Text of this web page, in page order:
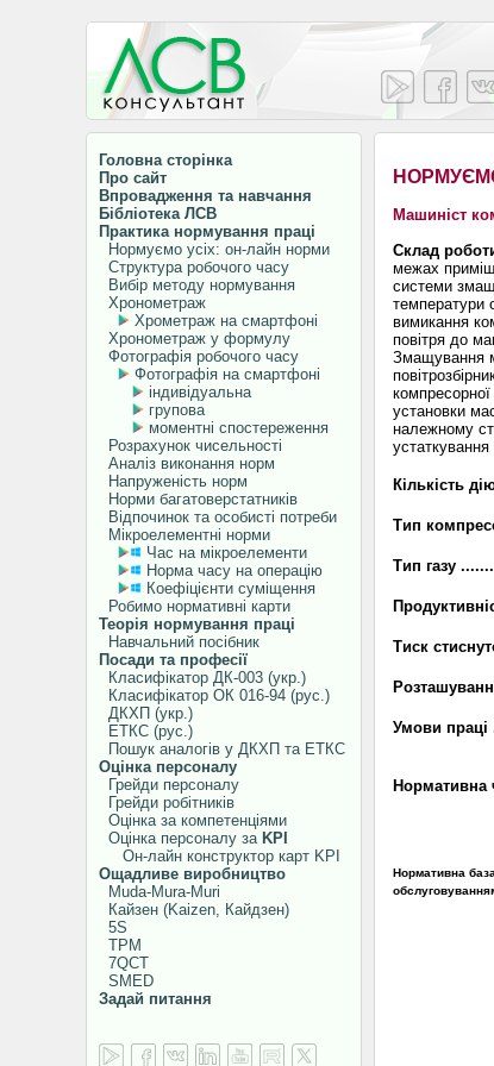
Головна сторінка
Про сайт
Впровадження та навчання
Бібліотека ЛСВ
Практика нормування праці
Нормуємо усіх: он-лайн норми
Структура робочого часу
Вибір методу нормування
Хронометраж
Хрометраж на смартфоні
Хронометраж у формулу
Фотографія робочого часу
Фотографія на смартфоні
індивідуальна
групова
моментні спостереження
Розрахунок чисельності
Аналіз виконання норм
Напруженість норм
Норми багатоверстатників
Відпочинок та особисті потреби
Мікроелементні норми
Час на мікроелементи
Норма часу на операцію
Коефіцієнти суміщення
Робимо нормативні карти
Теорія нормування праці
Навчальний посібник
Посади та професії
Класифікатор ДК-003 (укр.)
Класифікатор ОК 016-94 (рус.)
ДКХП (укр.)
ЕТКС (рус.)
Пошук аналогів у ДКХП та ЕТКС
Оцінка персоналу
Грейди персоналу
Грейди робітників
Оцінка за компетенціями
Оцінка персоналу за KPI
Он-лайн конструктор карт KPI
Ощадливе виробництво
Muda-Mura-Muri
Кайзен (Kaizen, Кайдзен)
5S
TPM
7QCT
SMED
Задай питання
Машиніст
Склад
межах
системи
температури
вимикання
повітря до
Змащування
установки
належному
устаткування
Кількість
Тип
Тип газу
Тиск
Умови
Нормативна
Нормативна